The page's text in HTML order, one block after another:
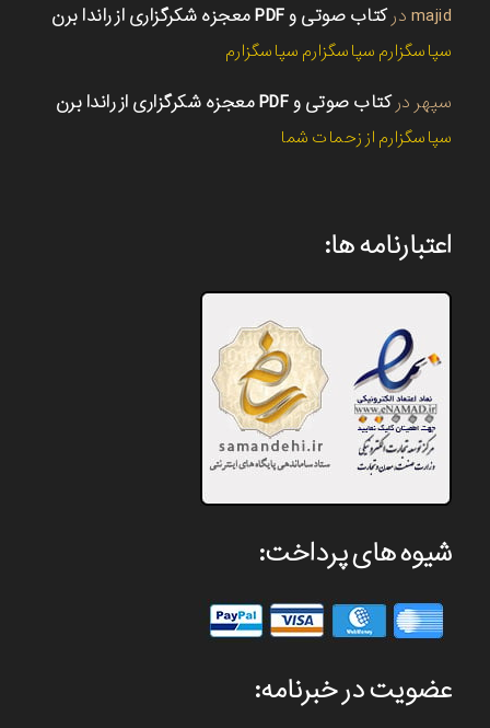
majid درکتاب صوتی و PDF معجزه شکرگزاری از راندا برن
سپاسگزارم سپاسگزارم سپاسگزارم
سپهر درکتاب صوتی و PDF معجزه شکرگزاری از راندا برن
سپاسگزارم از زحمات شما
اعتبارنامه ها:
شیوه های پرداخت:
عضویت در خبرنامه: